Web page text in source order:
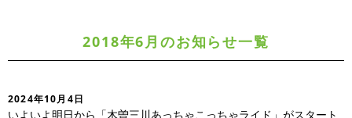
2018年6月のお知らせ一覧
2024年10月4日
いよいよ明日から「木曽三川あっちゃこっちゃライド」がスタート